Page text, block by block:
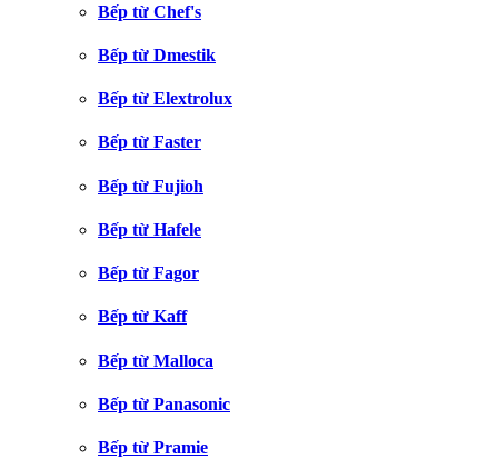
Bếp từ Chef's
Bếp từ Dmestik
Bếp từ Elextrolux
Bếp từ Faster
Bếp từ Fujioh
Bếp từ Hafele
Bếp từ Fagor
Bếp từ Kaff
Bếp từ Malloca
Bếp từ Panasonic
Bếp từ Pramie